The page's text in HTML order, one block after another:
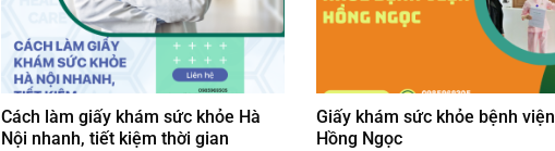
Cách làm giấy khám sức khỏe Hà
Nội nhanh, tiết kiệm thời gian
Giấy khám sức khỏe bệnh viện
Hồng Ngọc